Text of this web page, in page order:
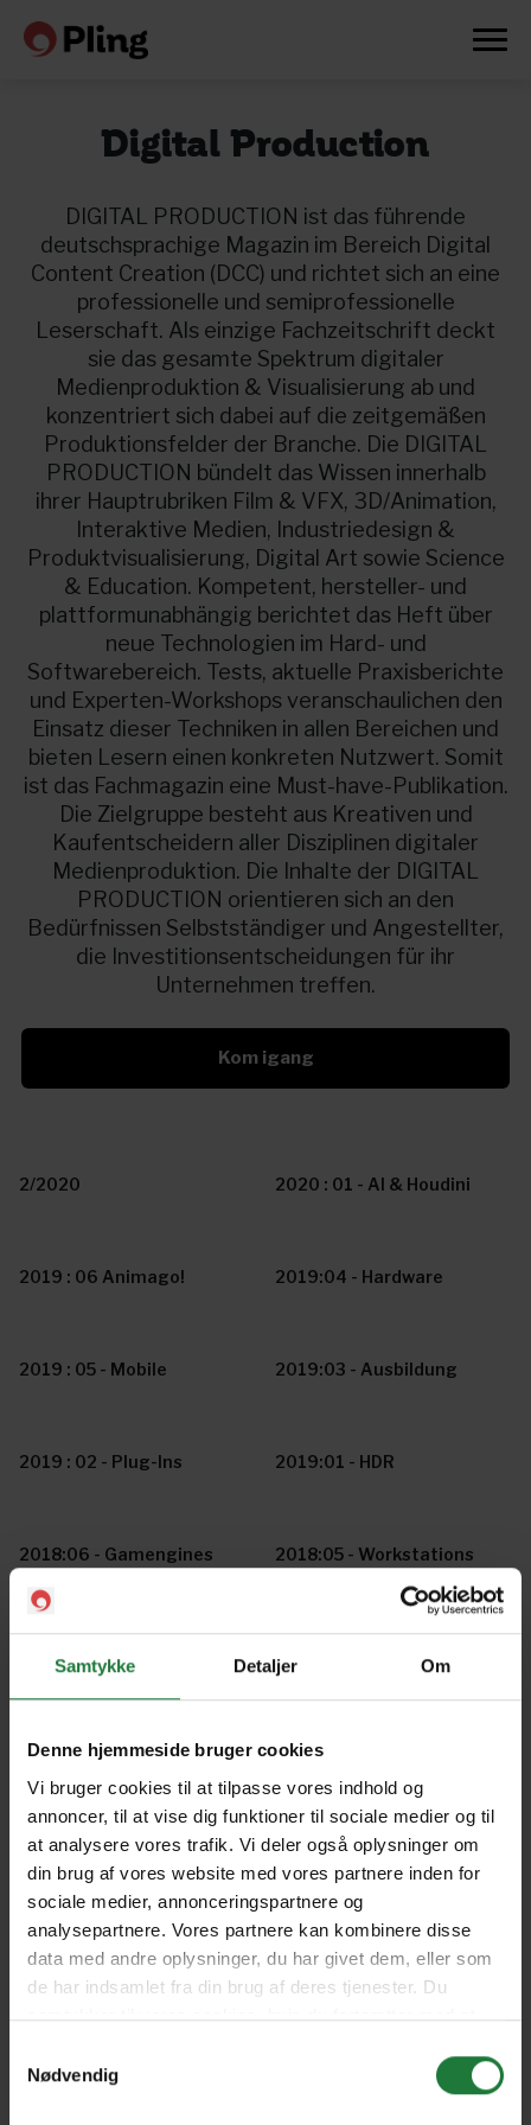
Samtykke Detaljer Om
Denne hjemmeside bruger cookies
Vi bruger cookies til at tilpasse vores indhold og
annoncer, til at vise dig funktioner til sociale medier og til
at analysere vores trafik. Vi deler også oplysninger om
din brug af vores website med vores partnere inden for
sociale medier, annonceringspartnere og
analysepartnere. Vores partnere kan kombinere disse
data med andre oplysninger, du har givet dem, eller som
de har indsamlet fra din brug af deres tjenester. Du
samtykker til vores cookies, hvis du fortsætter med at
Nødvendig
Prøv en måned gratis
Digital Production
DIGITAL PRODUCTION ist das führende
deutschsprachige Magazin im Bereich Digital
Content Creation (DCC) und richtet sich an eine
professionelle und semiprofessionelle
Leserschaft. Als einzige Fachzeitschrift deckt
sie das gesamte Spektrum digitaler
Medienproduktion & Visualisierung ab und
konzentriert sich dabei auf die zeitgemäßen
Produktionsfelder der Branche. Die DIGITAL
PRODUCTION bündelt das Wissen innerhalb
ihrer Hauptrubriken Film & VFX, 3D/Animation,
Interaktive Medien, Industriedesign &
Produktvisualisierung, Digital Art sowie Science
& Education. Kompetent, hersteller- und
plattformunabhängig berichtet das Heft über
neue Technologien im Hard- und
Softwarebereich. Tests, aktuelle Praxisberichte
und Experten-Workshops veranschaulichen den
Einsatz dieser Techniken in allen Bereichen und
bieten Lesern einen konkreten Nutzwert. Somit
ist das Fachmagazin eine Must-have-Publikation.
Die Zielgruppe besteht aus Kreativen und
Kaufentscheidern aller Disziplinen digitaler
Medienproduktion. Die Inhalte der DIGITAL
PRODUCTION orientieren sich an den
Bedürfnissen Selbstständiger und Angestellter,
die Investitionsentscheidungen für ihr
Unternehmen treffen.
Kom igang
2/2020 2020 : 01 - AI & Houdini
2019 : 06 Animago! 2019:04 - Hardware
2019 : 05 - Mobile 2019:03 - Ausbildung
2019 : 02 - Plug-Ins 2019:01 - HDR
2018:06 - Gamengines 2018:05 - Workstations
Assets
2018:02 - Digitale
Landscapes
2018:01 - Finishing & Audio
2017:06 - Crowd Simulation
& Animago Gewinner
2017:05 - Pipelines &
Förderung
Animago 2017
2017:04 - Simulation &
2017:02 - VR, AR & Motion